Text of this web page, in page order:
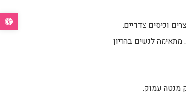
פתח
וכיסים צדדיים.
מתאימה לנשים בהריון
מנטה עמוק.